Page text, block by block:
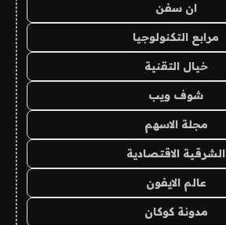
ان سفن
مرابع التكنولوجيا
خيال التقنية
شوف ويب
مجلة الاسهم
الشرقية الاقتصادية
عالم الايفون
مدونة كوكان